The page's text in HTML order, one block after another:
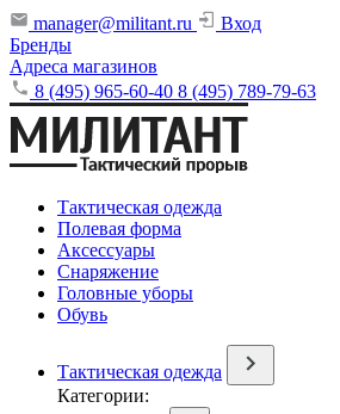
manager@militant.ru
Вход
Бренды
Адреса магазинов
8 (495) 965-60-40 8 (495) 789-79-63
Тактическая одежда
Полевая форма
Аксессуары
Снаряжение
Головные уборы
Обувь
Тактическая одежда
Категории: